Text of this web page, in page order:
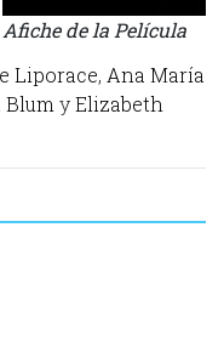
Afiche de la Película
Liporace, Ana María
yElizabeth